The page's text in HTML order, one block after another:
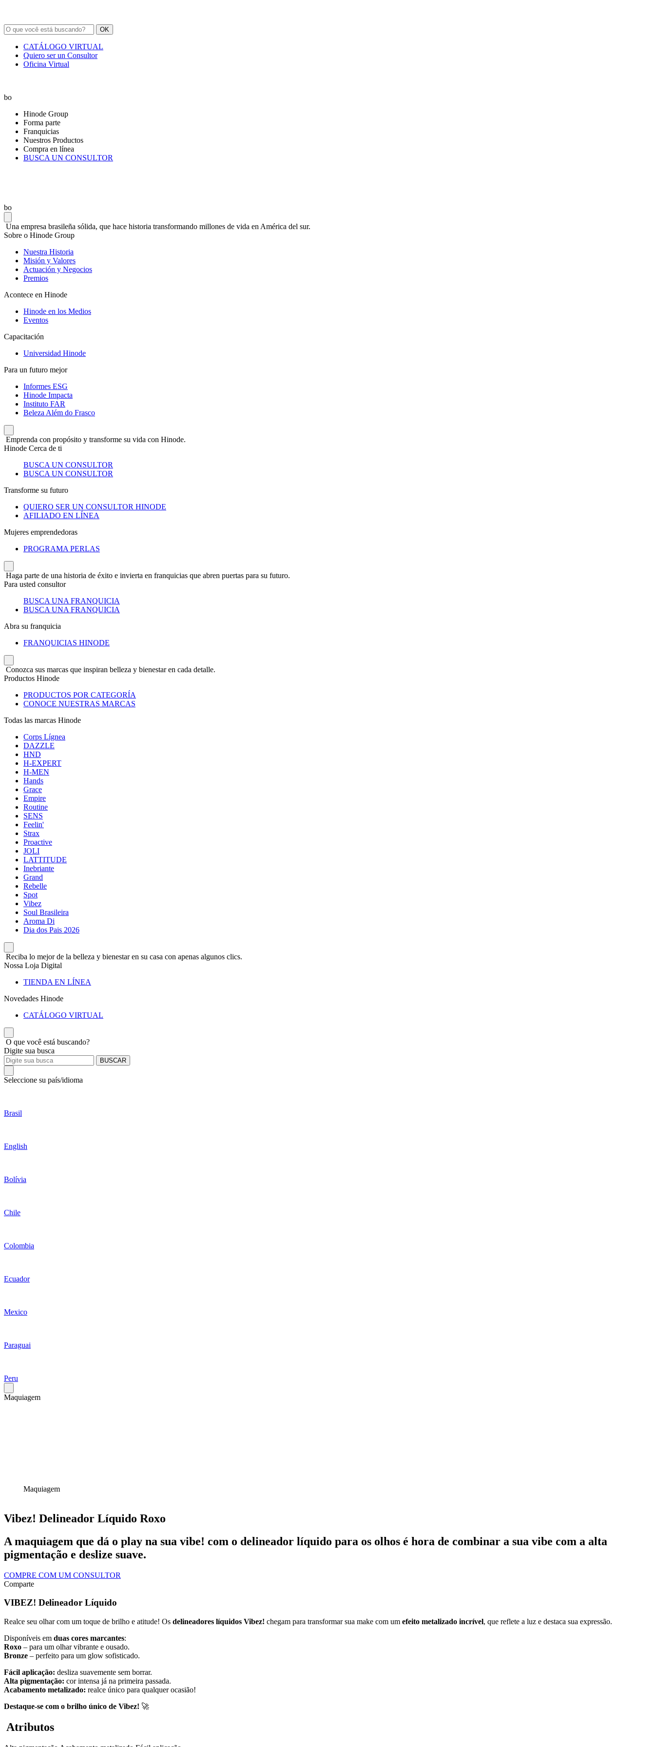
OK
CATÁLOGO VIRTUAL
Quiero ser un Consultor
Oficina Virtual
bo
Hinode Group
Forma parte
Franquicias
Nuestros Productos
Compra en línea
BUSCA UN CONSULTOR
bo
Una empresa brasileña sólida, que hace historia transformando millones de vida en América del sur.
Sobre o Hinode Group
Nuestra Historia
Misión y Valores
Actuación y Negocios
Premios
Acontece en Hinode
Hinode en los Medios
Eventos
Capacitación
Universidad Hinode
Para un futuro mejor
Informes ESG
Hinode Impacta
Instituto FAR
Beleza Além do Frasco
Emprenda con propósito y transforme su vida con Hinode.
Hinode Cerca de ti
BUSCA UN CONSULTOR
BUSCA UN CONSULTOR
Transforme su futuro
QUIERO SER UN CONSULTOR HINODE
AFILIADO EN LÍNEA
Mujeres emprendedoras
PROGRAMA PERLAS
Haga parte de una historia de éxito e invierta en franquicias que abren puertas para su futuro.
Para usted consultor
BUSCA UNA FRANQUICIA
BUSCA UNA FRANQUICIA
Abra su franquicia
FRANQUICIAS HINODE
Conozca sus marcas que inspiran belleza y bienestar en cada detalle.
Productos Hinode
PRODUCTOS POR CATEGORÍA
CONOCE NUESTRAS MARCAS
Todas las marcas Hinode
Corps Lígnea
DAZZLE
HND
H-EXPERT
H-MEN
Hands
Grace
Empire
Routine
SENS
Feelin'
Strax
Proactive
JOLI
LATTITUDE
Inebriante
Grand
Rebelle
Spot
Vibez
Soul Brasileira
Aroma Di
Dia dos Pais 2026
Reciba lo mejor de la belleza y bienestar en su casa con apenas algunos clics.
Nossa Loja Digital
TIENDA EN LÍNEA
Novedades Hinode
CATÁLOGO VIRTUAL
O que você está buscando?
Digite sua busca
BUSCAR
Seleccione su país/idioma
Brasil
English
Bolívia
Chile
Colombia
Ecuador
Mexico
Paraguai
Peru
Maquiagem
Maquiagem
Vibez! Delineador Líquido Roxo
A maquiagem que dá o play na sua vibe! com o delineador líquido para os olhos é hora de combinar a sua vibe com a alta
pigmentação e deslize suave.
COMPRE COM UM CONSULTOR
Comparte
VIBEZ! Delineador Líquido
Realce seu olhar com um toque de brilho e atitude! Os delineadores líquidos Vibez! chegam para transformar sua make com um efeito metalizado incrível, que reflete a luz e destaca sua expressão.
Disponíveis em duas cores marcantes:
Roxo – para um olhar vibrante e ousado.
Bronze – perfeito para um glow sofisticado.
Fácil aplicação: desliza suavemente sem borrar.
Alta pigmentação: cor intensa já na primeira passada.
Acabamento metalizado: realce único para qualquer ocasião!
Destaque-se com o brilho único de Vibez! 🚀
Atributos